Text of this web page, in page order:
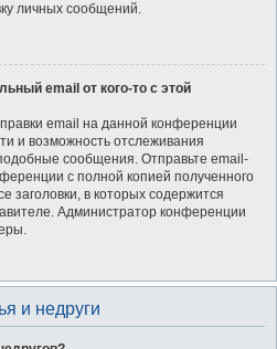
личных сообщений.
email от кого-то с этой
email на данной конференции
и возможность отслеживания
сообщения. Отправьте email-
с полной копией полученного
заголовки, в которых содержится
Администратор конференции
и недруги